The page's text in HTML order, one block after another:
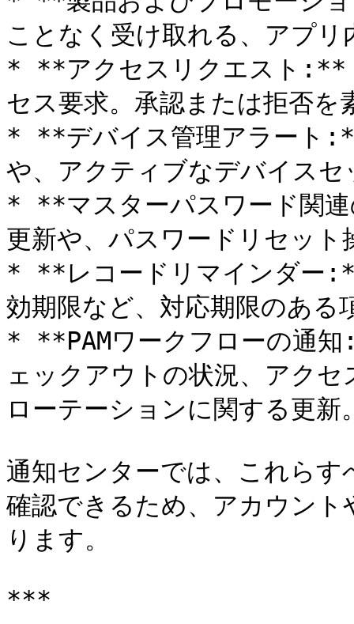
ことなく受け取れる、アプ
* **アクセスリクエスト:**
セス要求。承認または拒否を
* **デバイス管理アラート
や、アクティブなデバイス
* **マスターパスワード関
更新や、パスワードリセット
* **レコードリマインダー
効期限など、対応期限のある
* **PAMワークフローの通
ェックアウトの状況、アク
ローテーションに関する更新
通知センターでは、これら
確認できるため、アカウン
ります。
***